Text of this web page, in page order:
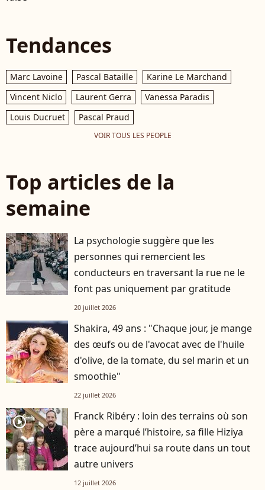
Tendances
Marc Lavoine Pascal Bataille
Karine Le Marchand
Vincent Niclo
Laurent Gerra
Vanessa Paradis
Louis Ducruet
Pascal Praud
VOIR TOUS LES PEOPLE
Top articles de la
semaine
La psychologie suggère que les
personnes qui remercient les
conducteurs en traversant la rue ne le
font pas uniquement par gratitude
20 juillet 2026
Shakira, 49 ans : "Chaque jour, je mange
des œufs ou de l'avocat avec de l'huile
d'olive, de la tomate, du sel marin et un
smoothie"
22 juillet 2026
player2
Franck Ribéry : loin des terrains où son
père a marqué l’histoire, sa fille Hiziya
trace aujourd’hui sa route dans un tout
autre univers
12 juillet 2026